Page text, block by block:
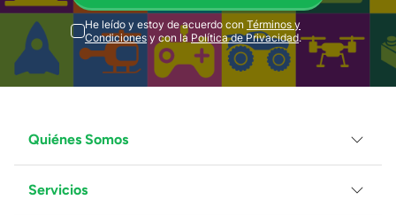
He leído y estoy de acuerdo con Términos y
Condiciones y con la Política de Privacidad.
Quiénes Somos
Grupo Juguetron
Servicios